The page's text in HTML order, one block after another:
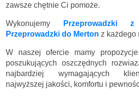
zawsze chętnie Ci pomoże.
Wykonujemy Przeprowadzki
Przeprowadzki do Merton z każdego
W naszej ofercie mamy
poszukujących oszczędnych
najbardziej wymagających
najwyższej jakości, komfortu i